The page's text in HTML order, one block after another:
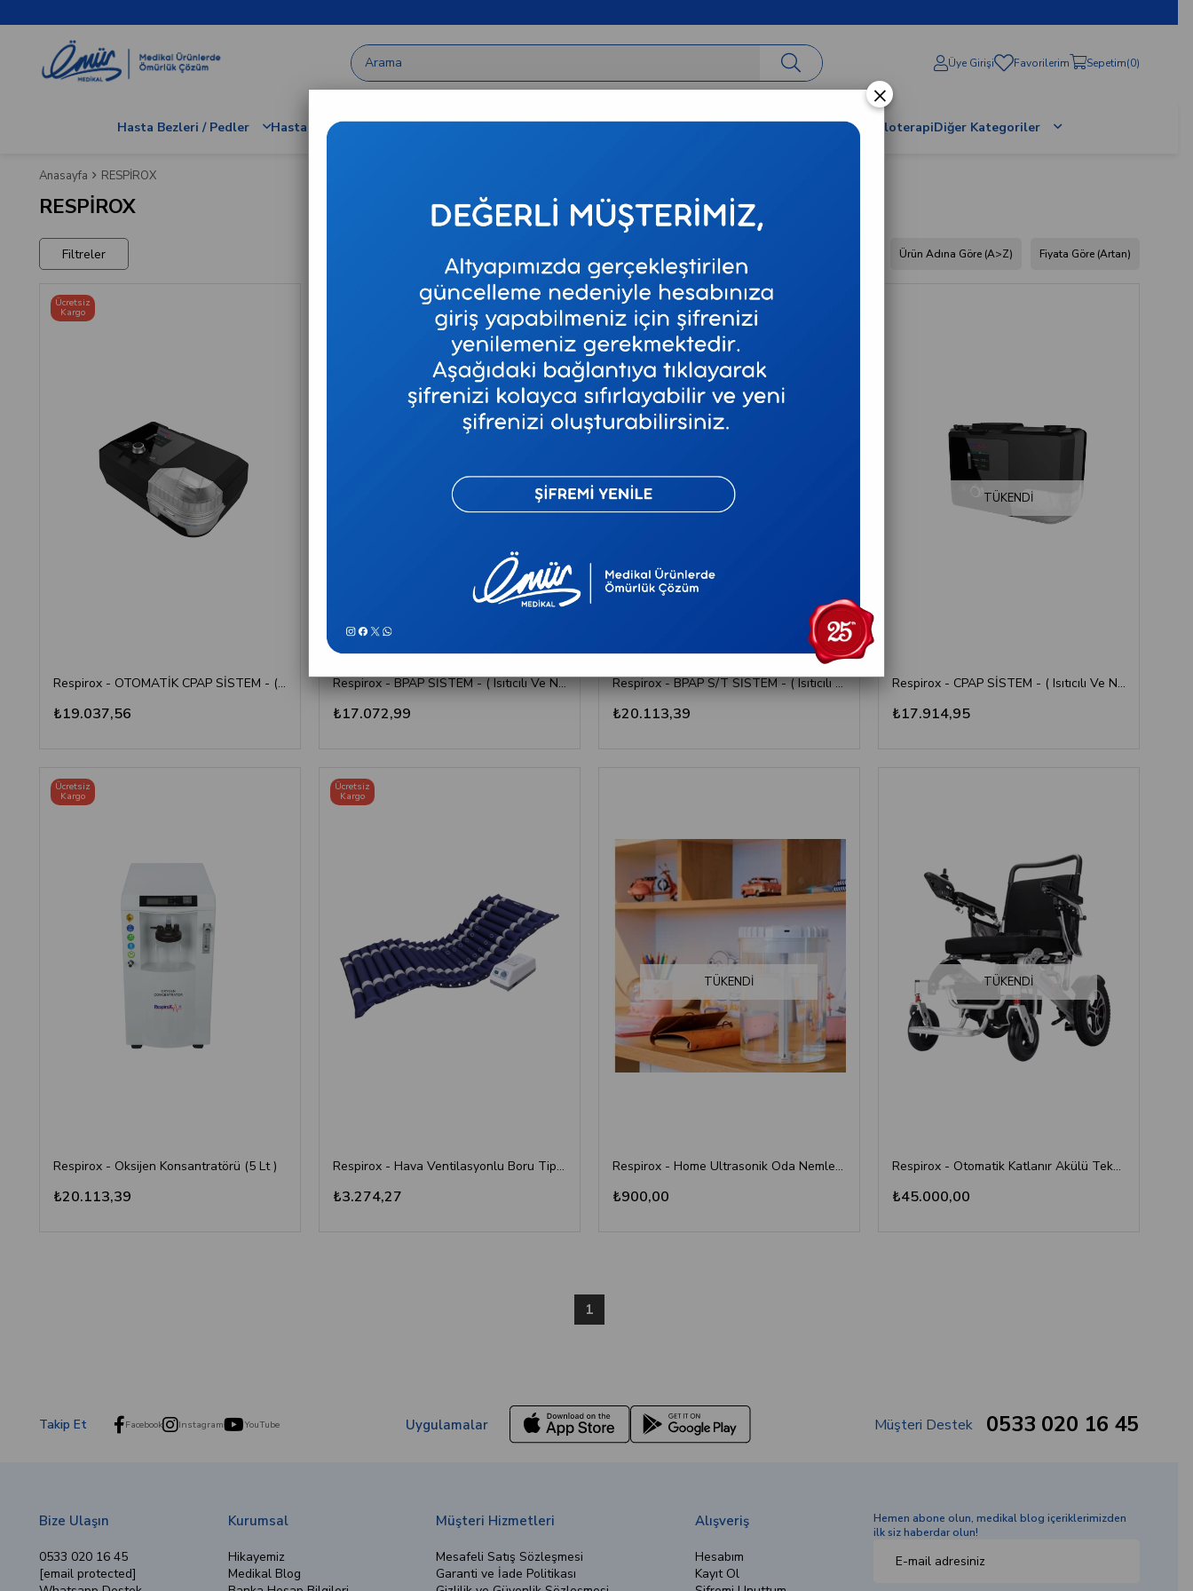
Üye Girişi Favorilerim Sepetim 0
Hasta Bezleri / Pedler Hastane / Klinik Demirbaşlar Tıbbi Cihazlar Tıbbi Sarf Varis Çorapları Neural Terapi / ProloterapiDiğer Kategoriler
Anasayfa RESPİROX
RESPİROX
Fiyata Göre (Artan)
Ürün Adına Göre (A>Z)
Filtreler
Respirox - OTOMATİK CPAP SİSTEM - ( Isıtıcılı Ve Nemlendiricili )
₺19.037,56
Ücretsiz
Kargo
Respirox - BPAP SİSTEM - ( Isıtıcılı Ve Nemlediricili )
₺17.072,99
TÜKENDI
Respirox - BPAP S/T SİSTEM - ( Isıtıcılı Ve Nemlediricili )
₺20.113,39
TÜKENDI
Respirox - CPAP SİSTEM - ( Isıtıcılı Ve Nemlediricili ))
₺17.914,95
Respirox - Oksijen Konsantratörü (5 Lt )
₺20.113,39
Ücretsiz
Kargo
Respirox - Hava Ventilasyonlu Boru Tipi Havalı Yatak
₺3.274,27
Ücretsiz
Kargo
TÜKENDI
Respirox - Home Ultrasonik Oda Nemlendirici
₺900,00
TÜKENDI
Respirox - Otomatik Katlanır Akülü Tekerlekli Sandalye - Lityum Batarya
₺45.000,00
1
Takip Et Facebook Instagram YouTube Uygulamalar Müşteri Destek 0533 020 16 45
Bize Ulaşın
0533 020 16 45
[email protected]
Kurumsal
Hikayemiz
Medikal Blog
Müşteri Hizmetleri
Mesafeli Satış Sözleşmesi
Garanti ve İade Politikası
Alışveriş
Hesabım
Kayıt Ol
Hemen abone olun, medikal blog içeriklerimizden
ilk siz haberdar olun!
×